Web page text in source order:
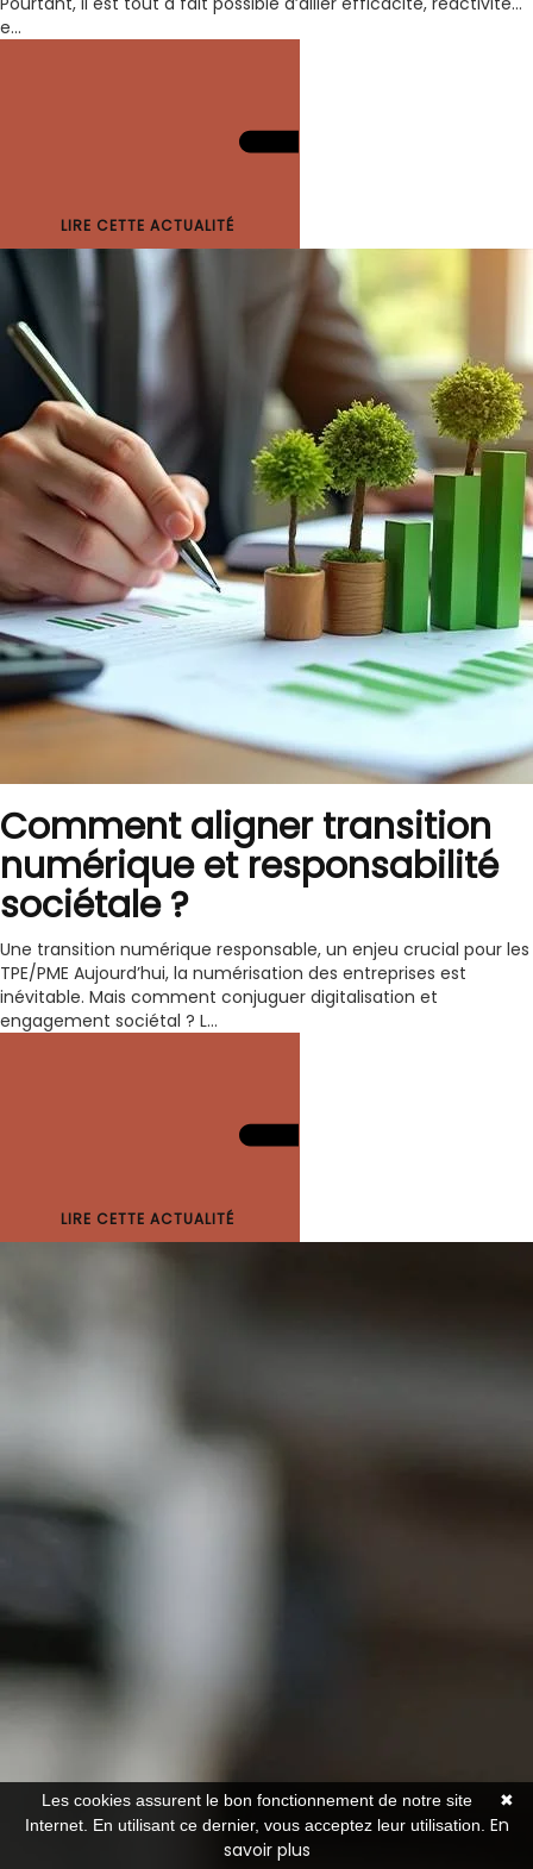
e...
LIRE CETTE ACTUALITÉ
Comment aligner transition
numérique et responsabilité
sociétale ?
Une transition numérique responsable, un enjeu crucial pour les
TPE/PME Aujourd’hui, la numérisation des entreprises est
inévitable. Mais comment conjuguer digitalisation et
engagement sociétal ? L...
LIRE CETTE ACTUALITÉ
✖
Les cookies assurent le bon fonctionnement de notre site
Internet. En utilisant ce dernier, vous acceptez leur utilisation. En
savoir plus